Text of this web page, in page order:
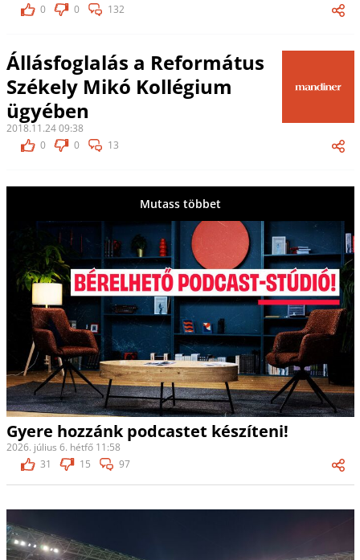
0
0 132
Állásfoglalás a Református
Székely Mikó Kollégium
ügyében
2018.11.24 09:38
0
0 13
Mutass többet
Gyere hozzánk podcastet készíteni!
2026. július 6. hétfő 11:58
31
15 97